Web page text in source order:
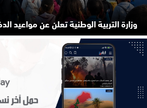
وزارة التربية الوطنية تعلن عن مواعيد